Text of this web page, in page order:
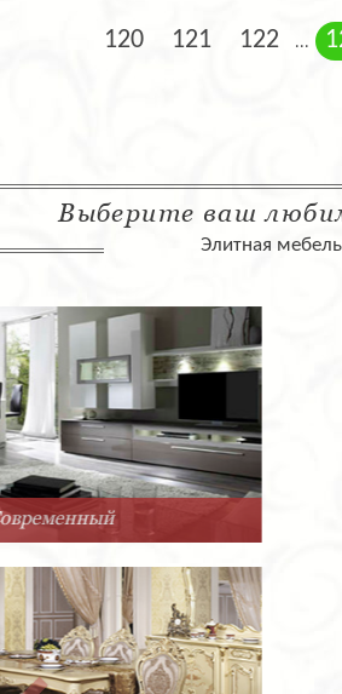
120 121 122 ...
Выберите ваш
Элитная мебель